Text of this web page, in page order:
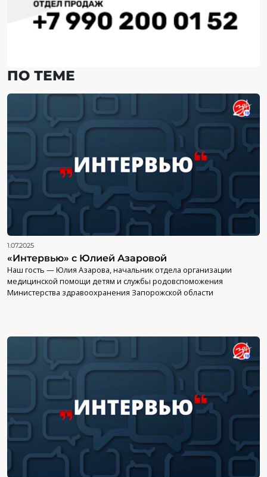
ПО ТЕМЕ
1.07.2025
«Интервью» с Юлией Азаровой
Наш гость — Юлия Азарова, начальник отдела организации
медицинской помощи детям и службы родовспоможения
Министерства здравоохранения Запорожской области